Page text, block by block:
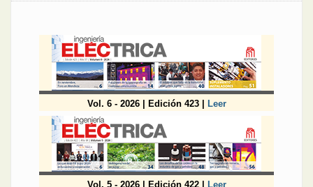
Vol. 6 - 2026 | Edición 423 | Leer
Vol. 5 - 2026 | Edición 422 | Leer